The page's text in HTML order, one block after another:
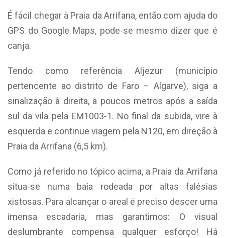
É fácil chegar à Praia da Arrifana, então com ajuda do
GPS do Google Maps, pode-se mesmo dizer que é
canja.
Tendo como referência Aljezur (município
pertencente ao distrito de Faro – Algarve), siga a
sinalização à direita, a poucos metros após a saída
sul da vila pela EM1003-1. No final da subida, vire à
esquerda e continue viagem pela N120, em direção à
Praia da Arrifana (6,5 km).
Como já referido no tópico acima, a Praia da Arrifana
situa-se numa baía rodeada por altas falésias
xistosas. Para alcançar o areal é preciso descer uma
imensa escadaria, mas garantimos: O visual
deslumbrante compensa qualquer esforço! Há